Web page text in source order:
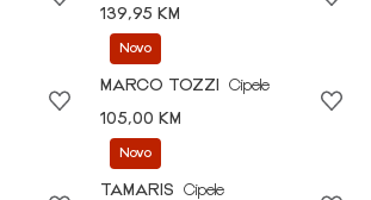
139,95 KM
Novo
MARCO TOZZI
Cipele
105,00 KM
Novo
TAMARIS
Cipele